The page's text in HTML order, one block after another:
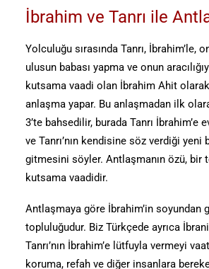
İbrahim ve Tanrı ile
Yolculuğu sırasında Tanrı, İbrahim’le,
ulusun babası yapma ve onun
kutsama vaadi olan İbrahim Ahit
anlaşma yapar. Bu anlaşmadan ilk
3’te bahsedilir, burada Tanrı İbrahim’e
ve Tanrı’nın kendisine söz verdiği yeni
gitmesini söyler. Antlaşmanın özü, bir
kutsama vaadidir.
Antlaşmaya göre İbrahim’in soyundan
topluluğudur. Biz Türkçede ayrıca
Tanrı’nın İbrahim’e lütfuyla vermeyi
koruma, refah ve diğer insanlara